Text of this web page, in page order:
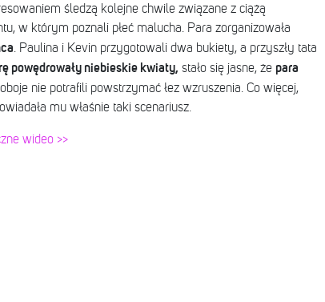
śledzą kolejne chwile związane z ciążą
w którym poznali płeć malucha. Para zorganizowała
. Paulina i Kevin przygotowali dwa bukiety, a przyszły tata
powędrowały niebieskie kwiaty, stało się jasne, że para
nie potrafili powstrzymać łez wzruszenia. Co więcej,
mu właśnie taki scenariusz.
wideo >>